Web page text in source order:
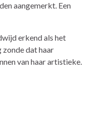
aangemerkt. Een
erkend als het
zonde dat haar
van haar artistieke.